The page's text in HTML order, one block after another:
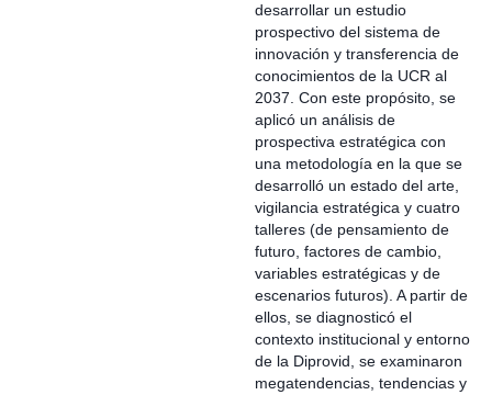
desarrollar un estudio
prospectivo del sistema de
innovación y transferencia de
conocimientos de la UCR al
2037. Con este propósito, se
aplicó un análisis de
prospectiva estratégica con
una metodología en la que se
desarrolló un estado del arte,
vigilancia estratégica y cuatro
talleres (de pensamiento de
futuro, factores de cambio,
variables estratégicas y de
escenarios futuros). A partir de
ellos, se diagnosticó el
contexto institucional y entorno
de la Diprovid, se examinaron
megatendencias, tendencias y